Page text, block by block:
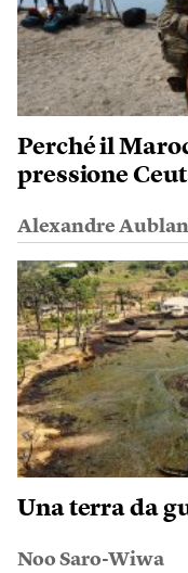
Perché il
pressione
Alexandre
Una terra da
Noo Saro-Wiwa